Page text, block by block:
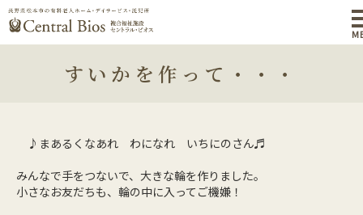
すいかを作って・・・
♪まあるくなあれ わになれ いちにのさん♬
みんなで手をつないで、大きな輪を作りました。
小さなお友だちも、輪の中に入ってご機嫌！